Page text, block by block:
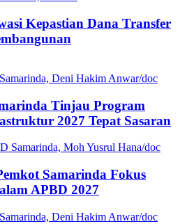
Kepastian Dana Transfer
Tinjau Program
2027 Tepat Sasaran
Samarinda Fokus
APBD 2027